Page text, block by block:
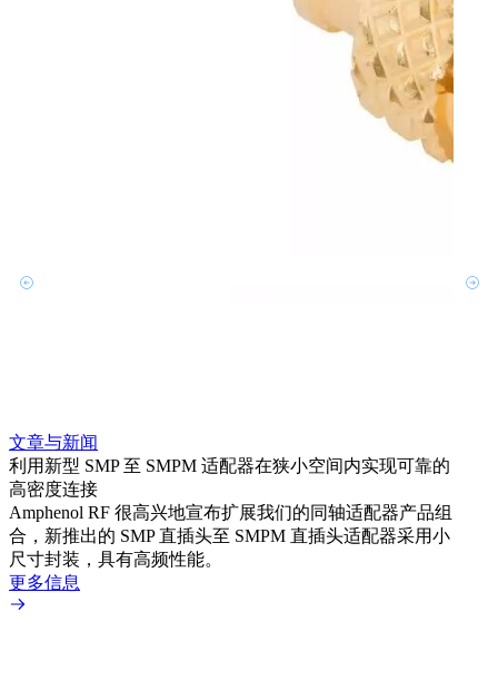
文章与新闻
利用新型 SMP 至 SMPM 适配器在狭小空间内实现可靠的
高密度连接
Amphenol RF 很高兴地宣布扩展我们的同轴适配器产品组
合，新推出的 SMP 直插头至 SMPM 直插头适配器采用小
尺寸封装，具有高频性能。
更多信息